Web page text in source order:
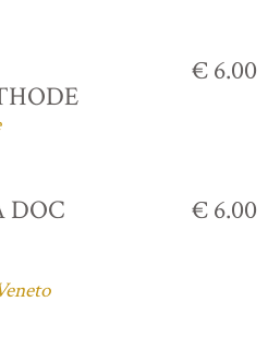
€ 6.00
DOC € 6.00